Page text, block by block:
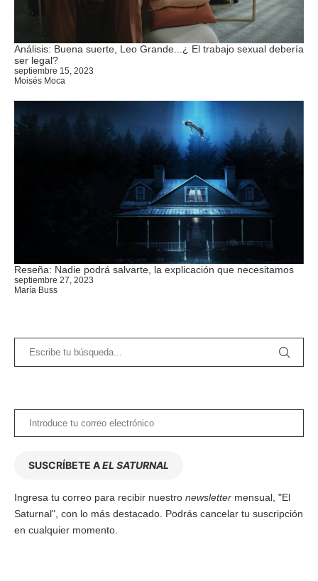
Análisis: Buena suerte, Leo Grande...¿ El trabajo sexual debería
ser legal?
septiembre 15, 2023
Moisés Moca
Reseña: Nadie podrá salvarte, la explicación que necesitamos
septiembre 27, 2023
María Buss
SUSCRÍBETE AEL SATURNAL
Ingresa tu correo para recibir nuestro newsletter mensual, "El
Saturnal", con lo más destacado. Podrás cancelar tu suscripción
en cualquier momento.